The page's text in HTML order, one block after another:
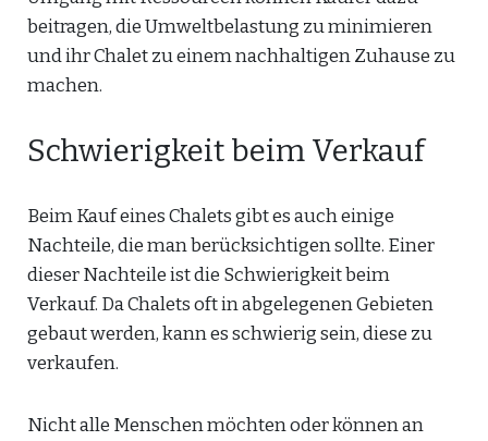
beitragen, die Umweltbelastung zu minimieren
und ihr Chalet zu einem nachhaltigen Zuhause zu
machen.
Schwierigkeit beim Verkauf
Beim Kauf eines Chalets gibt es auch einige
Nachteile, die man berücksichtigen sollte. Einer
dieser Nachteile ist die Schwierigkeit beim
Verkauf. Da Chalets oft in abgelegenen Gebieten
gebaut werden, kann es schwierig sein, diese zu
verkaufen.
Nicht alle Menschen möchten oder können an